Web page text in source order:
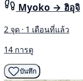
Myoko → ฮิอุจิ
2 จุด · 1 เดือนที่แล้ว
14 การดู
บันทึก